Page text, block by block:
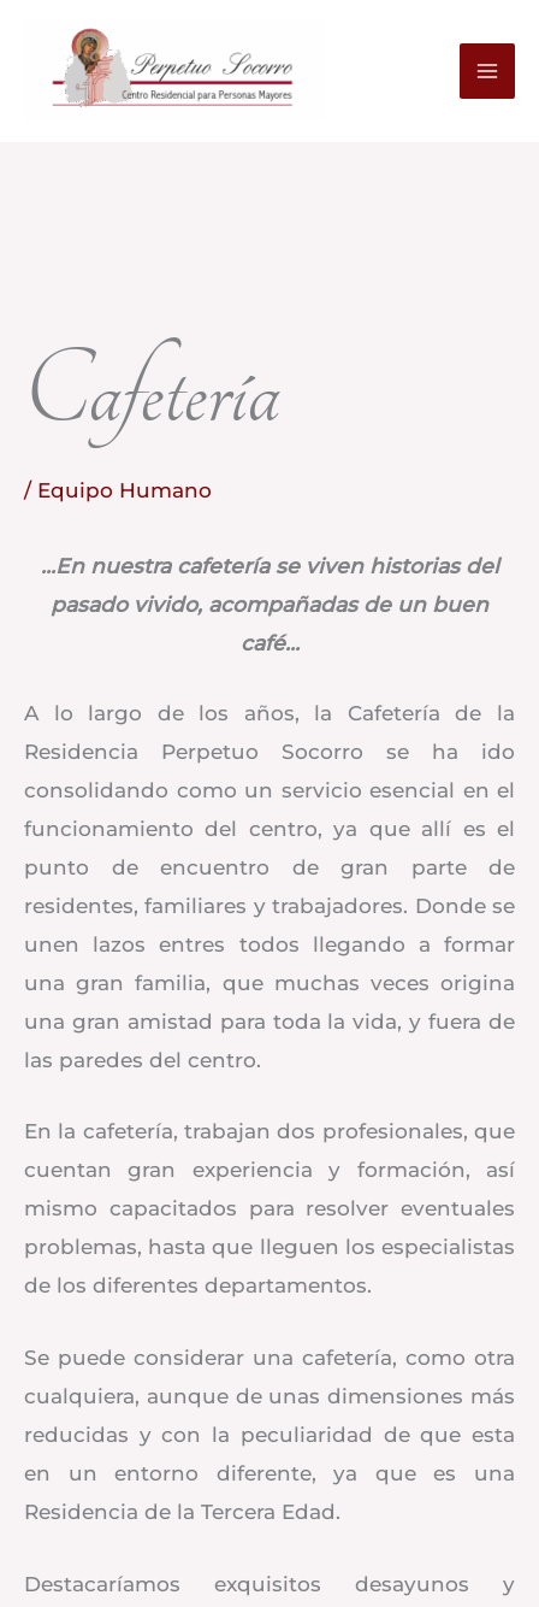
contenido
Cafetería
/ Equipo Humano
…En nuestra cafetería se viven historias del
pasado vivido, acompañadas de un buen
café…
A lo largo de los años, la Cafetería de la
Residencia Perpetuo Socorro se ha ido
consolidando como un servicio esencial en el
funcionamiento del centro, ya que allí es el
punto de encuentro de gran parte de
residentes, familiares y trabajadores. Donde se
unen lazos entres todos llegando a formar
una gran familia, que muchas veces origina
una gran amistad para toda la vida, y fuera de
las paredes del centro.
En la cafetería, trabajan dos profesionales, que
cuentan gran experiencia y formación, así
mismo capacitados para resolver eventuales
problemas, hasta que lleguen los especialistas
de los diferentes departamentos.
Se puede considerar una cafetería, como otra
cualquiera, aunque de unas dimensiones más
reducidas y con la peculiaridad de que esta
en un entorno diferente, ya que es una
Residencia de la Tercera Edad.
Destacaríamos exquisitos desayunos y